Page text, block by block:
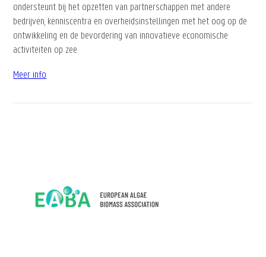
ondersteunt bij het opzetten van partnerschappen met andere
bedrijven, kenniscentra en overheidsinstellingen met het oog op de
ontwikkeling en de bevordering van innovatieve economische
activiteiten op zee.
Meer info